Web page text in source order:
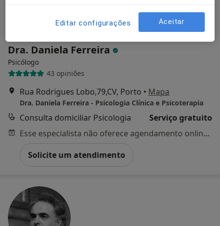
Dra. Daniela Ferreira
Psicólogo
43 opiniões
Rua Rodrigues Lobo,79,CV, Porto • Mapa
Dra. Daniela Ferreira - Psicologia Clínica e Psicoterapia
Consulta domiciliar Psicologia
Serviço gratuito
Esse especialista não oferece agendamento online para esse endereço.
Solicite um atendimento
Editar configurações Aceitar